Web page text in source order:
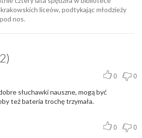
liceów, podtykając młodzieży
nos.
0 0
słuchawki nauszne, mogą być
też bateria trochę trzymała.
0 0